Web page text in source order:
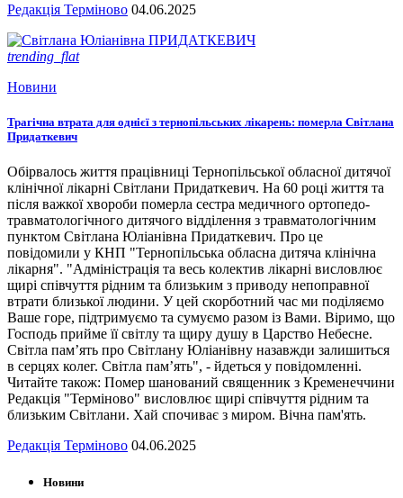
Редакція Терміново 04.06.2025
trending_flat
Новини
Трагічна втрата для однієї з тернопільських лікарень: померла Світлана
Придаткевич
Обірвалось життя працівниці Тернопільської обласної дитячої
клінічної лікарні Світлани Придаткевич. На 60 році життя та
після важкої хвороби померла сестра медичного ортопедо-
травматологічного дитячого відділення з травматологічним
пунктом Світлана Юліанівна Придаткевич. Про це
повідомили у КНП "Тернопільська обласна дитяча клінічна
лікарня". "Адміністрація та весь колектив лікарні висловлює
щирі співчуття рідним та близьким з приводу непоправної
втрати близької людини. У цей скорботний час ми поділяємо
Ваше горе, підтримуємо та сумуємо разом із Вами. Віримо, що
Господь прийме її світлу та щиру душу в Царство Небесне.
Світла пам’ять про Світлану Юліанівну назавжди залишиться
в серцях колег. Світла пам’ять", - йдеться у повідомленні.
Читайте також: Помер шанований священник з Кременеччини
Редакція "Терміново" висловлює щирі співчуття рідним та
близьким Світлани. Хай спочиває з миром. Вічна пам'ять.
Редакція Терміново 04.06.2025
Новини